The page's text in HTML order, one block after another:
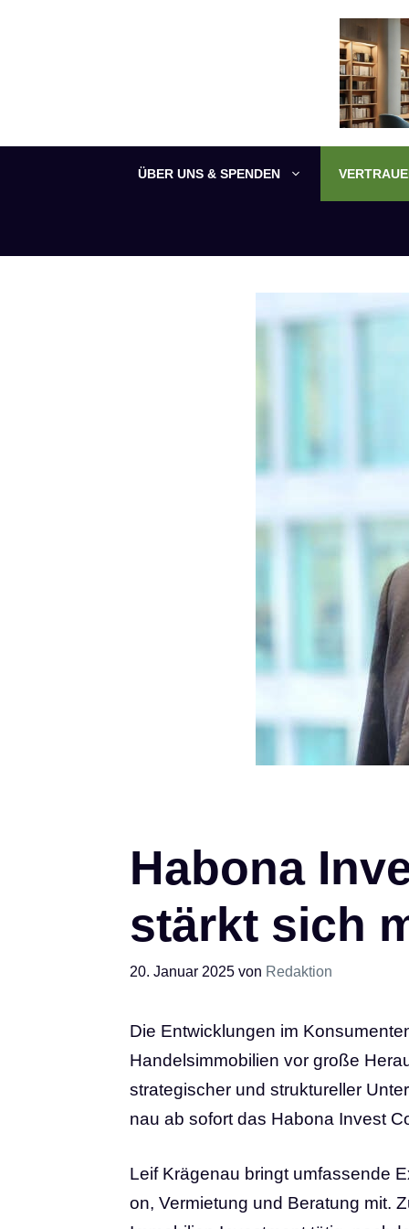
ÜBER UNS & SPENDEN
Hab­o­na
stärkt sich
20. Januar 2025 von Redaktion
Die Entwicklungen im
Handelsimmobilien vor große
stra­te­gi­scher und struk­tu­rel­ler
nau ab sofort das Hab­o­na Invest
Leif Krä­ge­nau bringt umfas­sen­de
on, Ver­mie­tung und Bera­tung mit.